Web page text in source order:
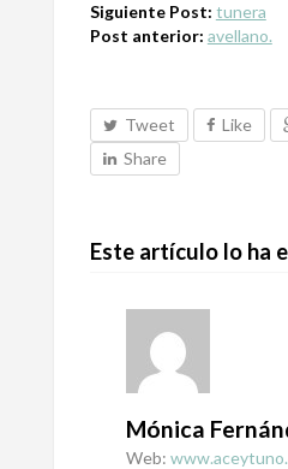
Siguiente Post: tunera
Post anterior: avellano.
Tweet Like
Share
Este artículo lo ha
Mónica
Web: